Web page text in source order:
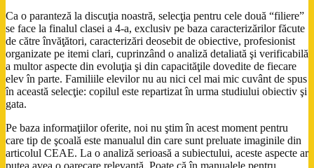
Ca o paranteză la discuţia noastră, selecţia pentru cele două “filiere”
se face la finalul clasei a 4-a, exclusiv pe baza caracterizărilor făcute
de către învăţători, caracterizări deosebit de obiective, profesionist
organizate pe itemi clari, cuprinzând o analiză detaliată şi verificabilă
a multor aspecte din evoluţia şi din capacităţile dovedite de fiecare
elev în parte. Familiile elevilor nu au nici cel mai mic cuvânt de spus
în această selecţie: copilul este repartizat în urma studiului obiectiv şi
gata.
Pe baza informaţiilor oferite, noi nu ştim în acest moment pentru
care tip de şcoală este manualul din care sunt preluate imaginile din
articolul CEAE. La o analiză serioasă a subiectului, aceste aspecte ar
putea avea o oarecare relevanţă. Poate că în manualele pentru